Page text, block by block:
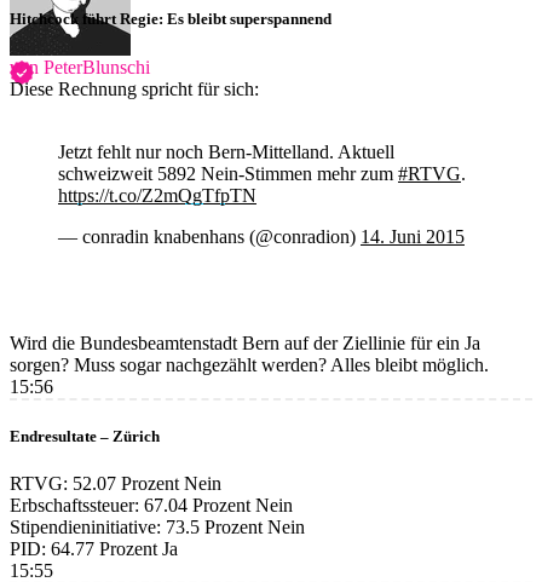
Hitchcock führt Regie: Es bleibt superspannend
von PeterBlunschi
Diese Rechnung spricht für sich:
Jetzt fehlt nur noch Bern-Mittelland. Aktuell
schweizweit 5892 Nein-Stimmen mehr zum #RTVG.
https://t.co/Z2mQgTfpTN
— conradin knabenhans (@conradion) 14. Juni 2015
Wird die Bundesbeamtenstadt Bern auf der Ziellinie für ein Ja
sorgen? Muss sogar nachgezählt werden? Alles bleibt möglich.
15:56
Endresultate – Zürich
RTVG: 52.07 Prozent Nein
Erbschaftssteuer: 67.04 Prozent Nein
Stipendieninitiative: 73.5 Prozent Nein
PID: 64.77 Prozent Ja
15:55